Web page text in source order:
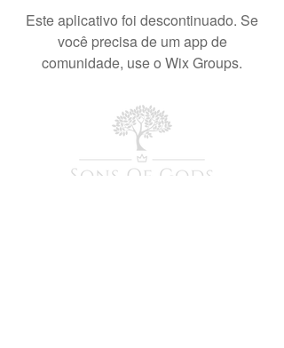
Este aplicativo foi descontinuado. Se
você precisa de um app de
comunidade, use o Wix Groups.